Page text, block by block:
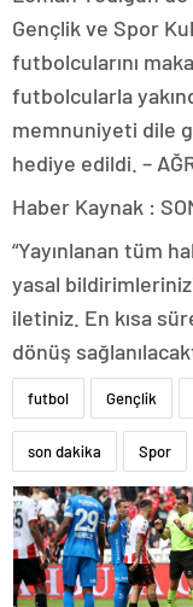
Gençlik ve Spor
futbolcularını
futbolcularla
memnuniyeti dile
hediye edildi. –
Haber Kaynak :
“Yayınlanan tüm
yasal
iletiniz. En kısa
dönüş
futbol Gençlik
son dakika Spor